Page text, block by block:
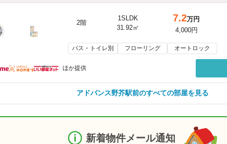
2階
1SLDK
31.92㎡
7.2万円
4,000円
バス・トイレ別 フローリング オートロック
ほか提供
アドバンス野芥駅前のすべての部屋を見る
新着物件メール通知